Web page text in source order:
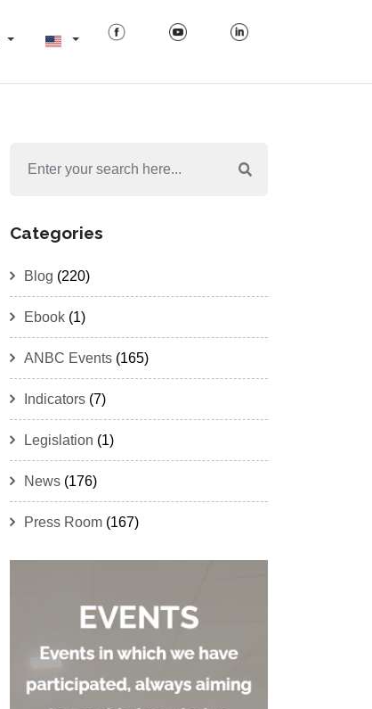
Categories
Blog (220)
Ebook (1)
ANBC Events (165)
Indicators (7)
Legislation (1)
News (176)
Press Room (167)